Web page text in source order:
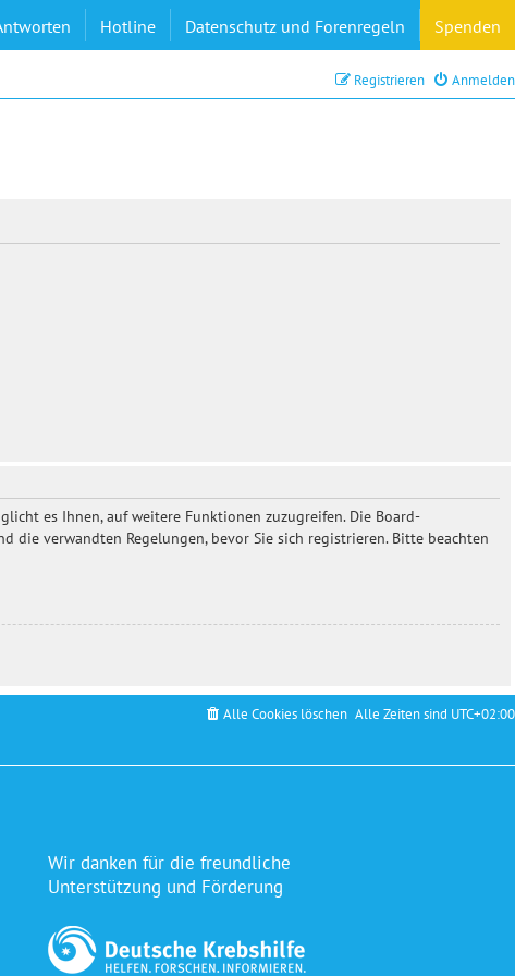
Hotline Datenschutz und Forenregeln Spenden
Anmelden
Registrieren
es Ihnen, auf weitere Funktionen zuzugreifen. Die Board-
verwandten Regelungen, bevor Sie sich registrieren. Bitte beachten
Alle Zeiten sind UTC+02:00
Alle Cookies löschen
Wir danken für die freundliche
Unterstützung und Förderung